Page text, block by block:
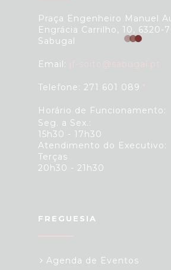
Praça Engenheiro Manuel
Engrácia Carrilho, 10, 6320-
Sabugal
Email: jf-soito@sabugal.pt
Telefone: 271 601 089
Horário de Funcionamento:
Seg. a Sex.:
15h30 - 17h30
Atendimento do Executivo:
Terças
20h30 - 21h30
FREGUESIA
Agenda de Eventos